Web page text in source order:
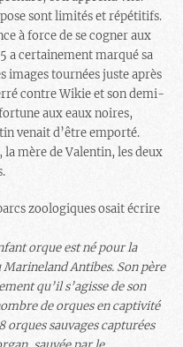
sont limités et répétitifs.
à force de se cogner aux
a certainement marqué sa
images tournées juste après
contre Wikie et son demi-
aux eaux noires,
venait d’être emporté.
la mère de Valentin, les deux
zoologiques osait écrire
orque est né pour la
Antibes. Son père
qu’il s’agisse de son
de orques en captivité
orques sauvages capturées